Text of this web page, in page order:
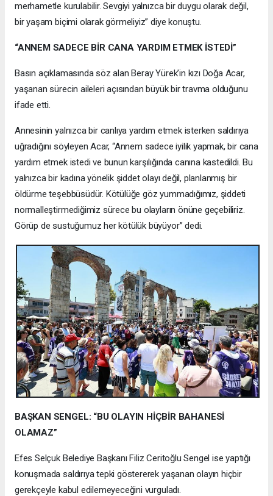
merhametle kurulabilir. Sevgiyi yalnızca bir duygu olarak değil,
bir yaşam biçimi olarak görmeliyiz” diye konuştu.
“ANNEM SADECE BİR CANA YARDIM ETMEK İSTEDİ”
Basın açıklamasında söz alan Beray Yürek’in kızı Doğa Acar,
yaşanan sürecin aileleri açısından büyük bir travma olduğunu
ifade etti.
Annesinin yalnızca bir canlıya yardım etmek isterken saldırıya
uğradığını söyleyen Acar, “Annem sadece iyilik yapmak, bir cana
yardım etmek istedi ve bunun karşılığında canına kastedildi. Bu
yalnızca bir kadına yönelik şiddet olayı değil, planlanmış bir
öldürme teşebbüsüdür. Kötülüğe göz yummadığımız, şiddeti
normalleştirmediğimiz sürece bu olayların önüne geçebiliriz.
Görüp de sustuğumuz her kötülük büyüyor” dedi.
BAŞKAN SENGEL: “BU OLAYIN HİÇBİR BAHANESİ
OLAMAZ”
Efes Selçuk Belediye Başkanı Filiz Ceritoğlu Sengel ise yaptığı
konuşmada saldırıya tepki göstererek yaşanan olayın hiçbir
gerekçeyle kabul edilemeyeceğini vurguladı.